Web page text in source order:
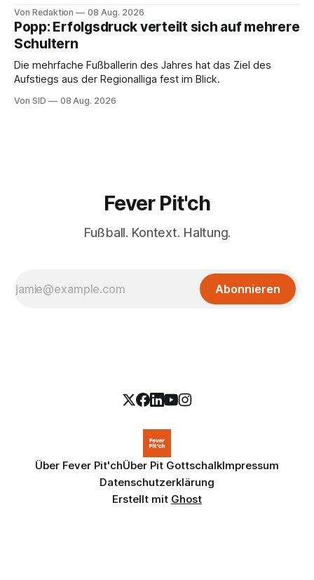
Von Redaktion 08 Aug. 2026
Popp: Erfolgsdruck verteilt sich auf mehrere
Schultern
Die mehrfache Fußballerin des Jahres hat das Ziel des
Aufstiegs aus der Regionalliga fest im Blick.
Von SID 08 Aug. 2026
Fever Pit'ch
Fußball. Kontext. Haltung.
Abonnieren
Über Fever Pit'chÜber Pit GottschalkImpressum
Datenschutzerklärung
Erstellt mit Ghost